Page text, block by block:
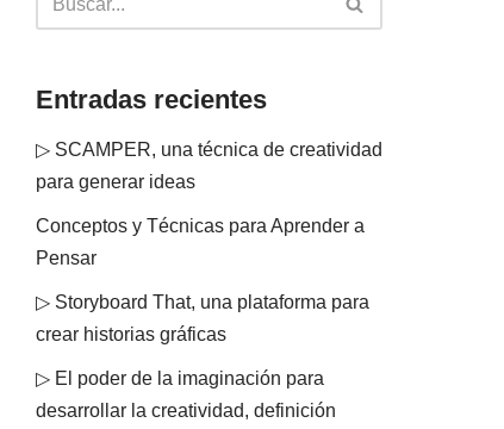
Entradas recientes
▷ SCAMPER, una técnica de creatividad
para generar ideas
Conceptos y Técnicas para Aprender a
Pensar
▷ Storyboard That, una plataforma para
crear historias gráficas
▷ El poder de la imaginación para
desarrollar la creatividad, definición